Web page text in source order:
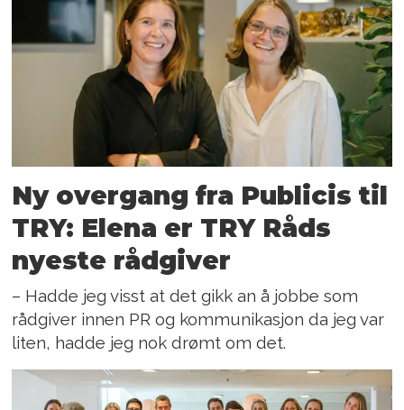
Ny overgang fra Publicis til
TRY: Elena er TRY Råds
nyeste rådgiver
– Hadde jeg visst at det gikk an å jobbe som
rådgiver innen PR og kommunikasjon da jeg var
liten, hadde jeg nok drømt om det.